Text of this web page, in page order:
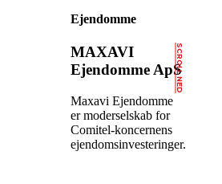
Ejendomme
MAXAVI
Ejendomme ApS
Maxavi Ejendomme
er moderselskab for
Comitel-koncernens
ejendomsinvesteringer.
SCROLL NED